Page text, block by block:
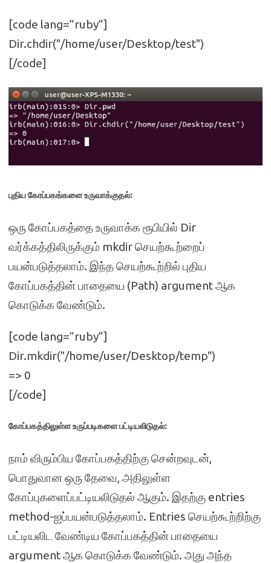
[code lang=”ruby”]
Dir.chdir("/home/user/Desktop/test")
[/code]
புதிய கோப்பகங்களை உருவாக்குதல்:
ஒரு கோப்பகத்தை உருவாக்க ரூபியில் Dir
வர்க்கத்திலிருக்கும் mkdir செயற்கூற்றைப்
பயன்படுத்தலாம். இந்த செயற்கூற்றில் புதிய
கோப்பகத்தின் பாதையை (Path) argument ஆக
கொடுக்க வேண்டும்.
[code lang=”ruby”]
Dir.mkdir("/home/user/Desktop/temp")
=> 0
[/code]
கோப்பகத்திலுள்ள உருப்படிகளை பட்டியலிடுதல்:
நாம் விரும்பிய கோப்பகத்திற்கு சென்றவுடன்,
பொதுவான ஒரு தேவை, அதிலுள்ள
கோப்புகளைப்பட்டியலிடுதல் ஆகும். இதற்கு entries
method-ஐப்பயன்படுத்தலாம். Entries செயற்கூற்றிற்கு
பட்டியலிட வேண்டிய கோப்பகத்தின் பாதையை
argument ஆக கொடுக்க வேண்டும். அது அந்த